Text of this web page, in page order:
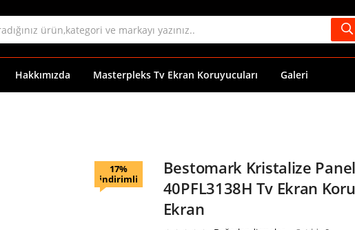
Hakkımızda Masterpleks Tv Ekran Koruyucuları Galeri
17%
indirimli
Bestomark Kristalize
40PFL3138H Tv Ekran
Ekran